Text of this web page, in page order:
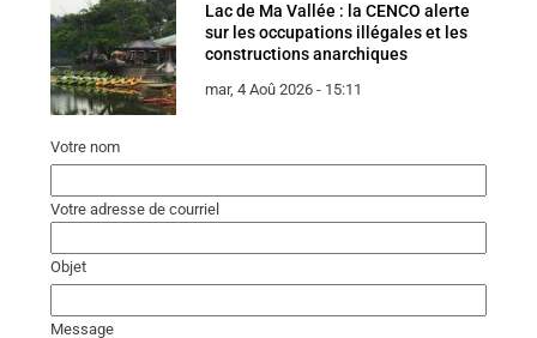
Lac de Ma Vallée : la CENCO alerte
sur les occupations illégales et les
constructions anarchiques
mar, 4 Aoû 2026 - 15:11
Votre nom
Votre adresse de courriel
Objet
Message